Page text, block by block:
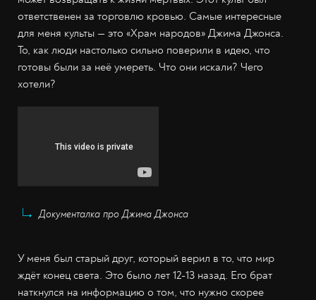
ответственен за торговлю кровью. Самые интересные
для меня культы — это «Храм народов» Джима Джонса.
То, как люди настолько сильно поверили в идею, что
готовы были за неё умереть. Что они искали? Чего
хотели?
Документалка про Джима Джонса
У меня был старый друг, который верил в то, что мир
ждёт конец света. Это было лет 12-13 назад. Его брат
наткнулся на информацию о том, что нужно скорее